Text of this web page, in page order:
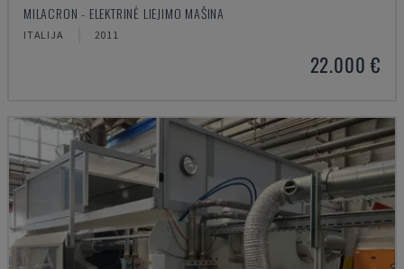
MILACRON - ELEKTRINĖ LIEJIMO MAŠINA
ITALIJA 2011
22.000 €